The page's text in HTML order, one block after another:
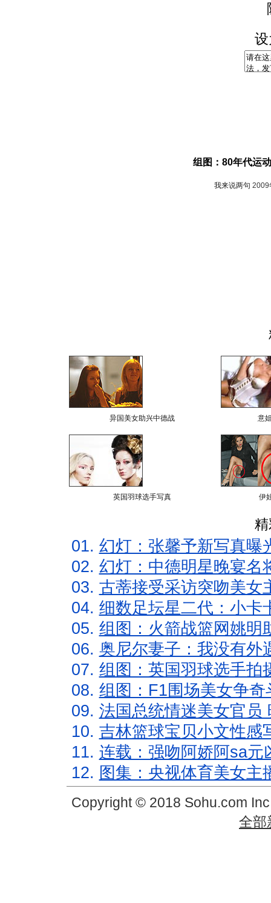
组图：80年代运
我来说两句 2009
异国美女助兴中德战 意
英国羽球选手写真 伊
01. 幻灯：张馨予新写真曝
02. 幻灯：中德明星晚宴名
03. 古蒂接受采访突吻美女
04. 细数足坛星二代：小卡
05. 组图：火箭战篮网姚明
06. 奥尼尔妻子：我没有外
07. 组图：英国羽球选手拍
08. 组图：F1围场美女争
09. 法国总统情迷美女官员
10. 吉林篮球宝贝小文性感
11. 连载：强吻阿娇阿sa元
12. 图集：央视体育美女主
Copyright © 2018 Sohu.com
全部